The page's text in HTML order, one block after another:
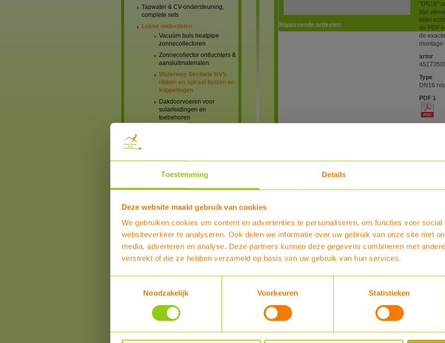
Toestemming Details
Deze website maakt gebruik van cookies
We gebruiken cookies om content en advertenties te personaliseren, om functies voor social
websiteverkeer te analyseren. Ook delen we informatie over uw gebruik van onze site met
media, adverteren en analyse. Deze partners kunnen deze gegevens combineren met
verstrekt of die ze hebben verzameld op basis van uw gebruik van hun services.
Noodzakelijk
Voorkeuren Statistieken
Tapwater & CV-ondersteuning,
complete sets
Losse onderdelen
Vacuüm buis heatpipe
zonnecollectoren
Zonnecollector ontluchters &
aansluitmaterialen
Waterway flexibele RVS
ribbel- en spiraal buizen en
koppelingen
Dakdoorvoeren voor
solarleidingen en
toebehoren
toebehoren
Zone kleppen
toebehoren
toebehoren
Hoge Temperatuur buis-
isolatie
Inlaatcombinaties,
Warmtepompen
Airco zonder buitenunit
Douche warmte-terugwinning
Elektriciteitsproducten
"DN16"
zijn
blijkt
de PDF
de
montage
artnr
Type
DN16
PDF 1
PDF 3
Bijpassende artikelen
Reserve/vervangings knelring voor
Type:
Waterway knelring tbv DN16
MEER INFO
PTFE (Teflon) tape tot 260 graden
fijne schroefdraad. 12 meter lang 12mm
PTFE (Teflon) tape tot 260